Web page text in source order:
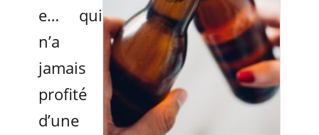
e… qui
n’a
jamais
profité
d’une